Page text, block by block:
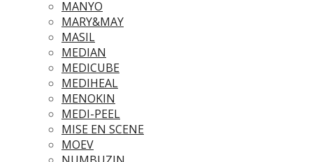
MANYO
MARY&MAY
MASIL
MEDIAN
MEDICUBE
MEDIHEAL
MENOKIN
MEDI-PEEL
MISE EN SCENE
MOEV